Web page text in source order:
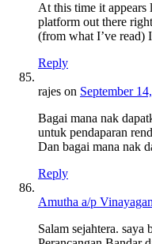
At this time it
platform out there
(from what I’ve read)
Reply
rajes on September
Bagai mana nak
untuk pendaparan
Dan bagai mana nak
Reply
Amutha a/p
Salam sejahtera. saya